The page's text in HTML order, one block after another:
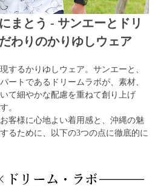
まとう - サンエーとドリ
わりのかりゆしウェア
するかりゆしウェア。サンエーと、
ートであるドリームラボが、素材、
て細やかな配慮を重ねて創り上げ
。
客様に心地よい着用感と、沖縄の魅
るために、以下の3つの点に徹底的に